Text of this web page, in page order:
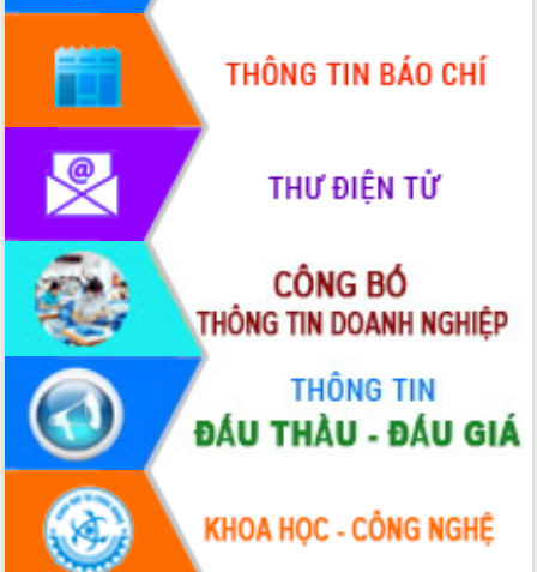
Hội nghị triển khai kết nối mạng
truyền số liệu chuyên dùng phục vụ cơ
quan Đảng, Nhà nước
Lễ phát động chuỗi hoạt động chung
tay làm sạch môi trường
Xã Ea Kar bước chuyển mình trong
công tác cải cách hành chính mô hình
UBND tỉnh họp báo định kỳ tháng 4
năm 2026
Hội thảo khoa học “Giải pháp thúc đẩy
phát triển nền kinh tế xanh tại tỉnh
Đắk Lắk”
Tăng cường giám sát, đôn đốc thực
hiện nhiệm vụ quản lý tài sản công
hàng tuần
Tháo gỡ những vướng mắc, đẩy mạnh
công tác cải cách thủ tục hành chính
tại Trung tâm Phục vụ hành chính
công tỉnh
Đắk Lắk: Tôn vinh 46 giải pháp tại Hội
thi Sáng tạo Kỹ thuật 2024 - 2025